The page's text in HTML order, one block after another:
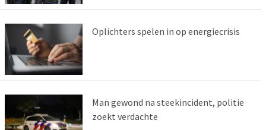
Oplichters spelen in op energiecrisis
Man gewond na steekincident, politie
zoekt verdachte